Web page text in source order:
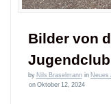
Bilder von
byNils Braselmann inNeues
on Oktober 12, 2024